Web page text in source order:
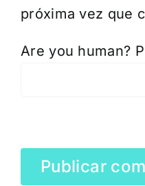
próxima vez que
Are you human?